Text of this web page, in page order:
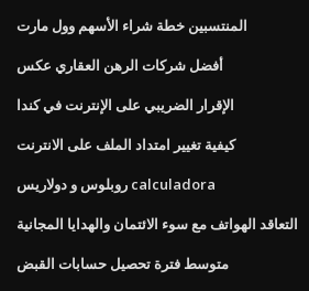
المنتسبين خطة شراء الأسهم وول مارت
أفضل شركات الرهن العقاري عكس
الإقرار الضريبي على الإنترنت في كندا
كيفية تغيير امتداد الملف على الانترنت
روبلوس و دولاريس calculadora
التعاقد الهواتف مع سوء الائتمان والهدايا المجانية
متوسط ​​فترة تحصيل حسابات القبض